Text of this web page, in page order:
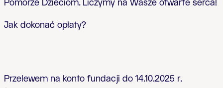
Pomorze Dzieciom. Liczymy na Wasze otwarte serca!
Jak dokonać opłaty?
Przelewem na konto fundacji do 14.10.2025 r.